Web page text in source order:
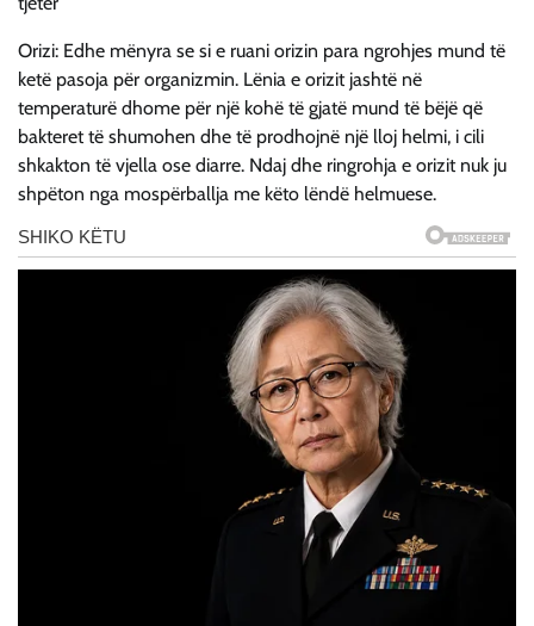
Orizi: Edhe mënyra se si e ruani orizin para ngrohjes mund të
ketë pasoja për organizmin. Lënia e orizit jashtë në
temperaturë dhome për një kohë të gjatë mund të bëjë që
bakteret të shumohen dhe të prodhojnë një lloj helmi, i cili
shkakton të vjella ose diarre. Ndaj dhe ringrohja e orizit nuk ju
shpëton nga mospërballja me këto lëndë helmuese.